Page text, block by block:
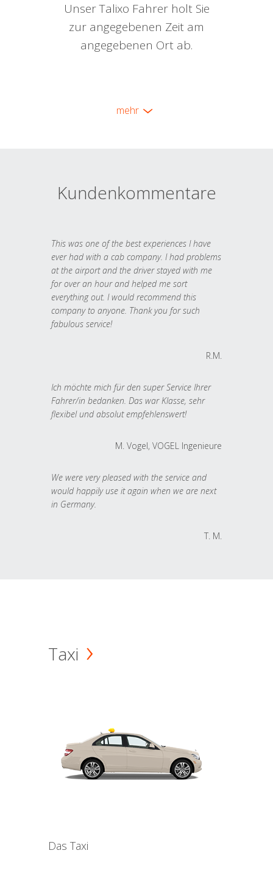
Unser Talixo Fahrer holt Sie
zur angegebenen Zeit am
angegebenen Ort ab.
mehr
Kundenkommentare
This was one of the best experiences I have
ever had with a cab company. I had problems
at the airport and the driver stayed with me
for over an hour and helped me sort
everything out. I would recommend this
company to anyone. Thank you for such
fabulous service!
R.M.
Ich möchte mich für den super Service Ihrer
Fahrer/in bedanken. Das war Klasse, sehr
flexibel und absolut empfehlenswert!
M. Vogel, VOGEL Ingenieure
We were very pleased with the service and
would happily use it again when we are next
in Germany.
T. M.
Taxi
Das Taxi